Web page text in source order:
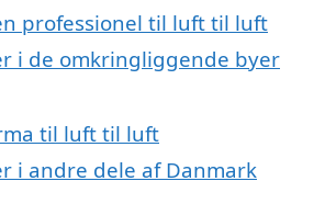
professionel til luft til luft
i de omkringliggende byer
til luft til luft
i andre dele af Danmark